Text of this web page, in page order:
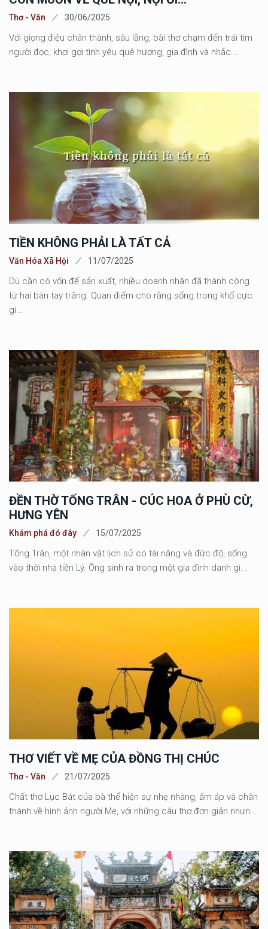
Thơ - Văn 30/06/2025
Với giọng điệu chân thành, sâu lắng, bài thơ chạm đến trái tim
người đọc, khơi gợi tình yêu quê hương, gia đình và nhắc...
TIỀN KHÔNG PHẢI LÀ TẤT CẢ
Văn Hóa Xã Hội 11/07/2025
Dù cần có vốn để sản xuất, nhiều doanh nhân đã thành công
từ hai bàn tay trắng. Quan điểm cho rằng sống trong khổ cực
gi...
ĐỀN THỜ TỐNG TRÂN - CÚC HOA Ở PHÙ CỪ,
HƯNG YÊN
Khám phá đó đây 15/07/2025
Tống Trân, một nhân vật lịch sử có tài năng và đức độ, sống
vào thời nhà tiền Lý. Ông sinh ra trong một gia đình danh gi...
THƠ VIẾT VỀ MẸ CỦA ĐỒNG THỊ CHÚC
Thơ - Văn 21/07/2025
Chất thơ Lục Bát của bà thể hiện sự nhẹ nhàng, ấm áp và chân
thành về hình ảnh người Mẹ, với những câu thơ đơn giản nhưn...